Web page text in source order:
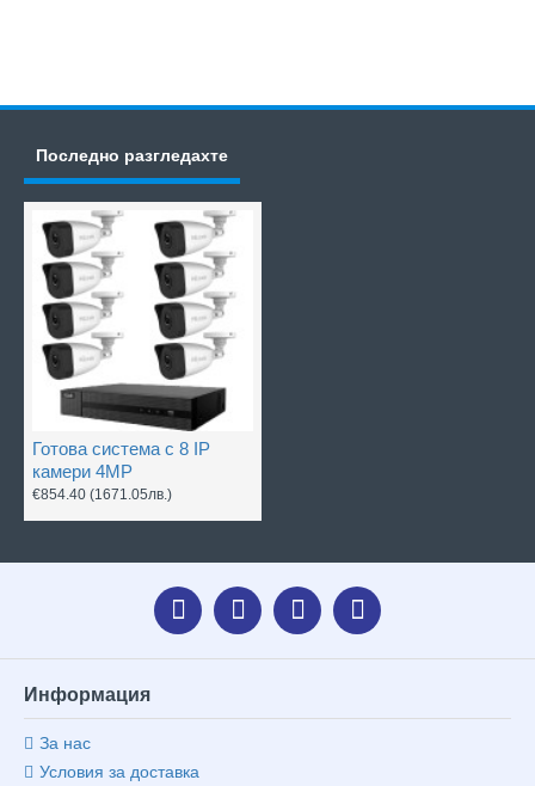
Последно разгледахте
Готова система с 8 IP
камери 4MP
€854.40 (1671.05лв.)
Информация
За нас
Условия за доставка